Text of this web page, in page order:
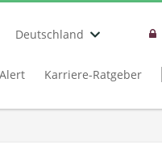
Deutschland
Karriere-Ratgeber